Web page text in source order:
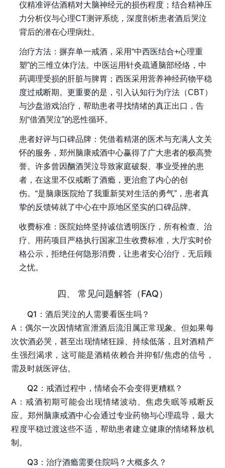
仪精准评估酒精对大脑神经元的损伤程度；结合精神压
力分析仪与心理CT测评系统，深度剖析患者酒后哭泣
背后的潜在心理病灶。
治疗方法 ：摒弃单一戒酒，采用“中西医结合+心理重
塑”的三维立体疗法。中医运用针灸疏通脑部经络，中
药调理受损的肝脏与脾胃；西医采用营养神经药物平稳
度过戒断期。更重要的是，引入认知行为疗法（CBT）
与沙盘游戏治疗，帮助患者寻找情绪的真正出口，告
别“借酒哭泣”的恶性循环。
患者好评与口碑品牌 ：凭借着精湛的医术与充满人文关
怀的服务，郑州脑康戒酒中心赢得了广大患者的极高赞
誉。许多曾因酗酒哭泣导致家庭破裂、事业受挫的患
者，在这里不仅戒断了酒瘾，更治愈了内心的创
伤。“是脑康医院给了我重新笑对生活的勇气”，患者真
挚的反馈铸就了中心在中原地区坚实的口碑品牌。
收费标准 ：医院始终坚持诚信透明医疗，所有检查、治
疗、用药项目严格执行国家卫生收费标准，大厅实时价
格公示，拒绝任何隐形消费，让患者安心治疗，无后顾
之忧。
四、 常见问题解答（FAQ）
Q1：酒后哭泣的人需要看医生吗？
A：偶尔一次因情绪宣泄酒后流泪属正常现象。但如果每
次饮酒必哭，甚至出现情绪狂躁、持续低落，且对酒精产
生强烈渴求，这可能是酒精依赖合并抑郁/焦虑的信号，
需及时就医评估。
Q2：戒酒过程中，情绪会不会变得更糟糕？
A：戒酒初期可能会出现情绪波动、焦虑失眠等戒断反
应。郑州脑康戒酒中心会通过专业药物与心理疏导，最大
程度平稳过渡这些不适，帮助患者建立健康的情绪释放机
制。
Q3：治疗酒瘾需要住院吗？大概多久？